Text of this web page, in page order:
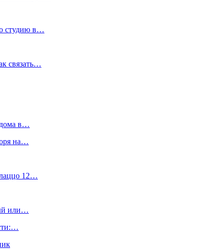
студию в…
связать…
в…
на…
12…
или…